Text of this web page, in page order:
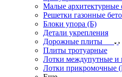
Малые
Решетки газонные
Блоки упора (Б)
Детали укрепления
Дорожные плиты
Плиты тротуарные
Лотки междупутные
Лотки прикромочные